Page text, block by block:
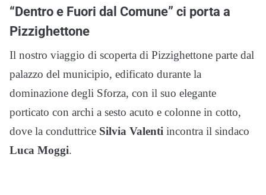
“Dentro e Fuori dal Comune” ci porta a
Pizzighettone
Il nostro viaggio di scoperta di Pizzighettone parte dal
palazzo del municipio, edificato durante la
dominazione degli Sforza, con il suo elegante
porticato con archi a sesto acuto e colonne in cotto,
dove la conduttrice Silvia Valenti incontra il sindaco
Luca Moggi.